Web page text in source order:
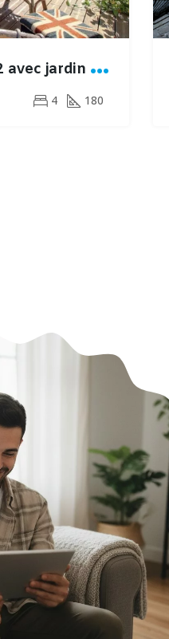
M
aison familiale de 180m2 avec jardin sans vis à vis à Montesson
4 180